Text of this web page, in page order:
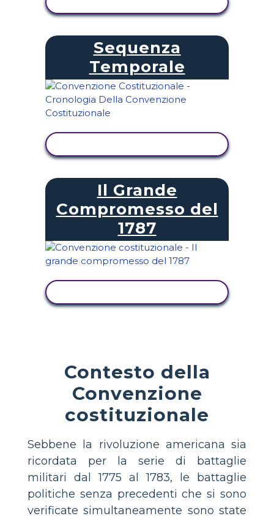
Sequenza
Temporale
Il Grande
Compromesso del
1787
Contesto della
Convenzione
costituzionale
Sebbene la rivoluzione americana sia
ricordata per la serie di battaglie
militari dal 1775 al 1783, le battaglie
politiche senza precedenti che si sono
verificate simultaneamente sono state